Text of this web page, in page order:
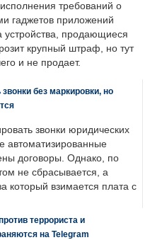
требований о
гаджетов приложений
продающиеся
крупный штраф, но тут
и не продает.
без маркировки, но
звонки юридических
автоматизированные
договоры. Однако, по
не сбрасывается, а
который взимается плата с
террориста и
на Telegram